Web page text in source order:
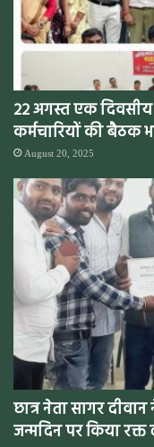
22 अगस्त एक
कर्मचारियों की बैठक
August 20, 2025
छात्र नेता सागर
जन्मदिन पर किया रक्त